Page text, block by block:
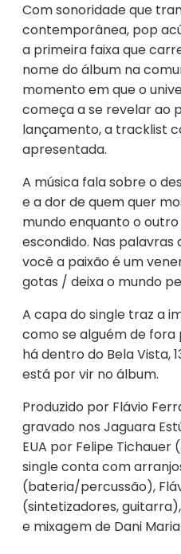
Com sonoridade que
contemporânea, pop
a primeira faixa que
nome do álbum na
momento em que o
começa a se revelar ao
lançamento, a tracklist
apresentada.
A música fala sobre o
e a dor de quem quer
mundo enquanto o
escondido. Nas palavras
você a paixão é um
gotas / deixa o mundo
A capa do single traz a
como se alguém de fora
há dentro do Bela Vista,
está por vir no álbum.
Produzido por Flávio
gravado nos Jaguara
EUA por Felipe
single conta com
(bateria/percussão),
(sintetizadores,
e mixagem de Dani